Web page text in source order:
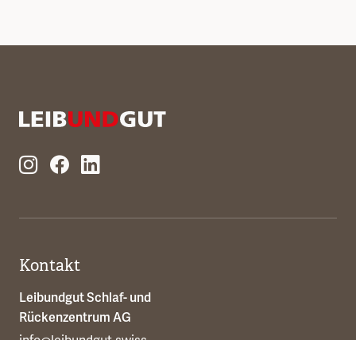
Kontakt
Leibundgut Schlaf- und
Rückenzentrum AG